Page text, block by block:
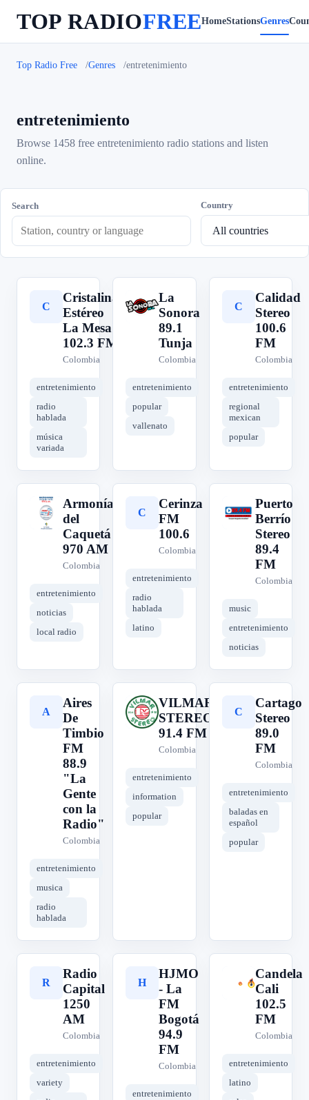
TOP RADIOFREEHomeStationsGenres
Top Radio Free Genres entretenimiento
entretenimiento
Browse 1458 free entretenimiento radio stations and listen
online.
Search Country
C
Cristalina
Estéreo
La Mesa
102.3 FM
Colombia
entretenimiento
radio
hablada
música
variada
L
La
Sonora
89.1
Tunja
Colombia
entretenimiento
popular
vallenato
C
Calidad
Stereo
100.6
FM
Colombia
entretenimiento
regional
mexican
popular
A
Armonías
del
Caquetá
970 AM
Colombia
entretenimiento
noticias
local radio
C
Cerinza
FM
100.6
Colombia
entretenimiento
radio
hablada
latino
P
Puerto
Berrío
Stereo
89.4
FM
Colombia
music
entretenimiento
noticias
A
Aires
De
Timbio
FM
88.9
"La
Gente
con la
Radio"
Colombia
entretenimiento
musica
radio
hablada
V
VILMAR
STEREO
91.4 FM
Colombia
entretenimiento
information
popular
C
Cartago
Stereo
89.0
FM
Colombia
entretenimiento
baladas en
español
popular
R
Radio
Capital
1250
AM
Colombia
entretenimiento
variety
H
HJMO
- La
FM
Bogotá
94.9
FM
Colombia
entretenimiento
C
Candela
Cali
102.5
FM
Colombia
entretenimiento
latino